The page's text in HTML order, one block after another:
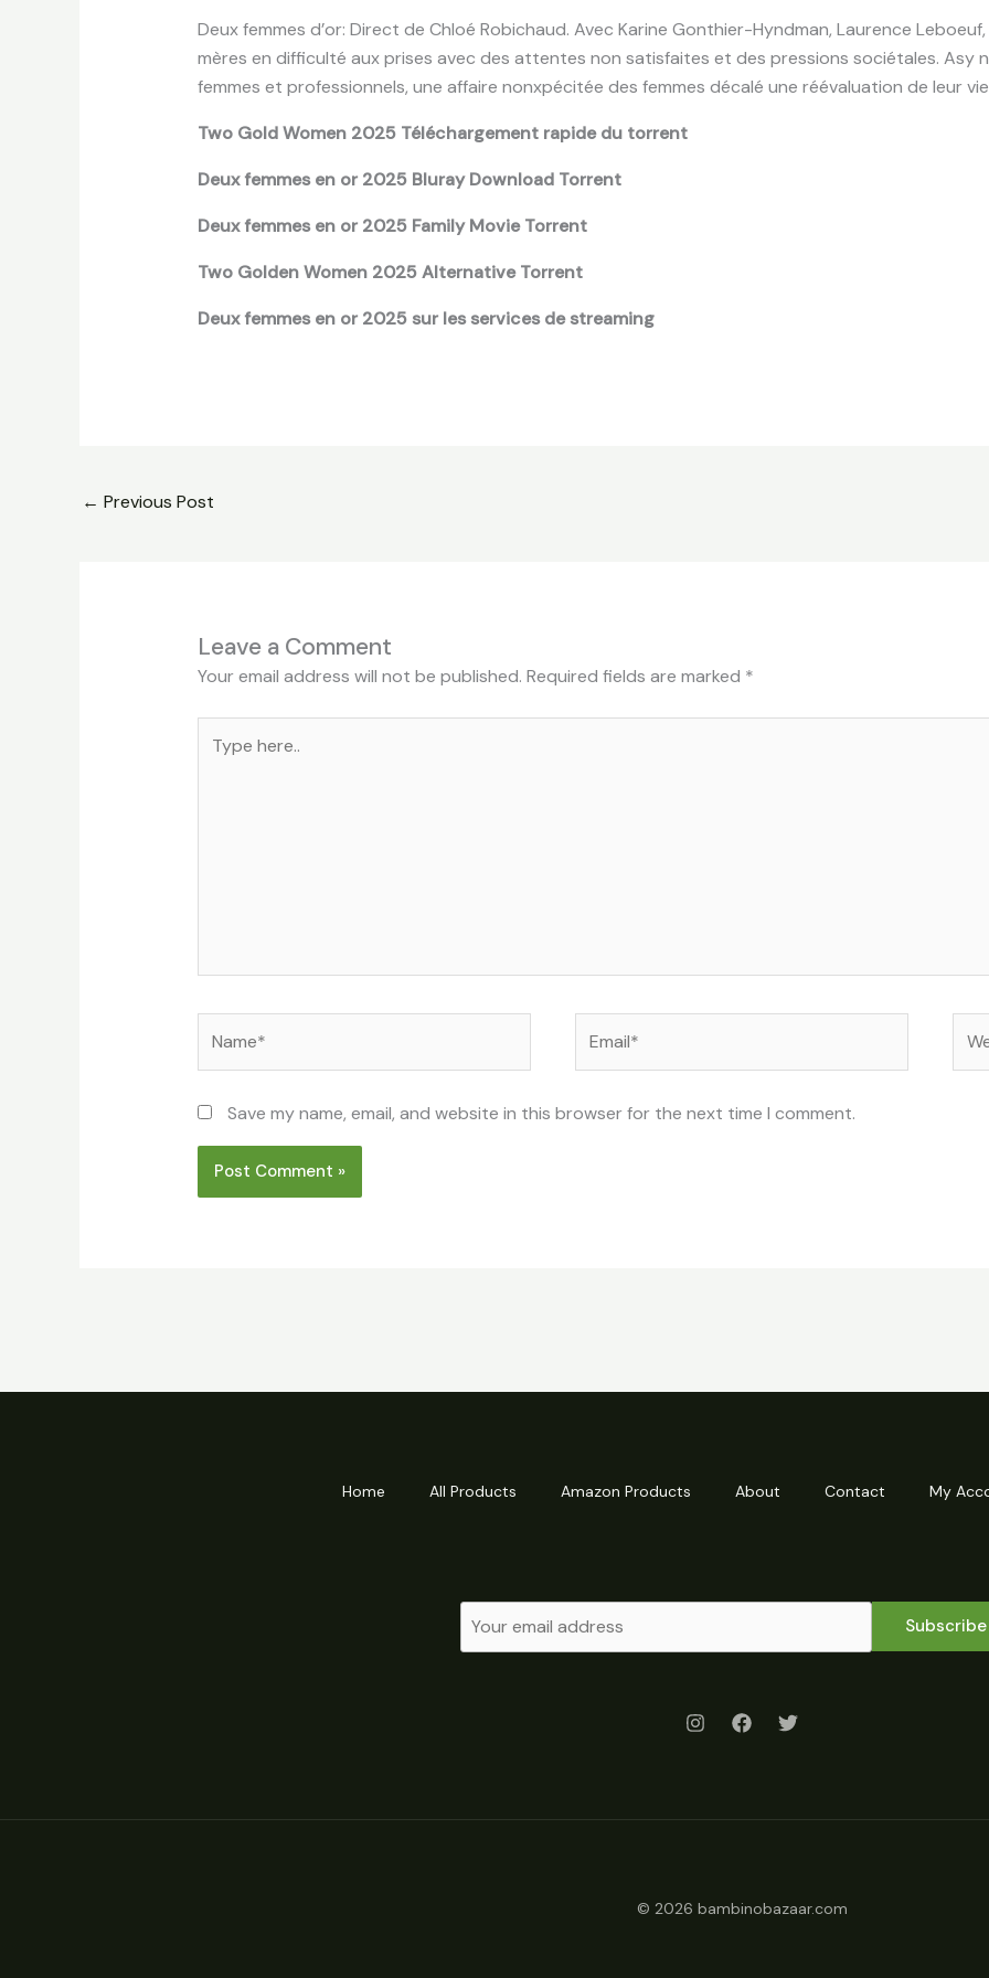
Deux femmes d’or: Direct de Chloé Robichaud. Avec Karine Gonthier-Hyndman, Laurence
mères en difficulté aux prises avec des attentes non satisfaites et des pressions sociétales. Asy
femmes et professionnels, une affaire nonxpécitée des femmes décalé une réévaluation de leur
Two Gold Women 2025 Téléchargement rapide du torrent
Deux femmes en or 2025 Bluray Download Torrent
Deux femmes en or 2025 Family Movie Torrent
Two Golden Women 2025 Alternative Torrent
Deux femmes en or 2025 sur les services de streaming
← Previous Post
Leave a Comment
Your email address will not be published. Required fields are marked *
here..
Save my name, email, and website in this browser for the next time I comment.
Home All Products Amazon Products About Contact My
Subscribe
© 2026 bambinobazaar.com